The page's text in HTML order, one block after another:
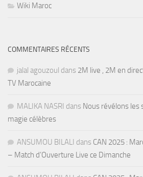
Wiki Maroc
COMMENTAIRES RÉCENTS
jalal agouzoul dans 2M live , 2M en
TV Marocaine
MALIKA NASRI dans Nous révélons les
magie célèbres
ANSUMOU BILALI dans CAN 2025 :
– Match d’Ouverture Live ce Dimanche